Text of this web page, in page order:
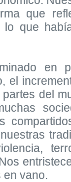
que
lo que
en
el
del
en vano.